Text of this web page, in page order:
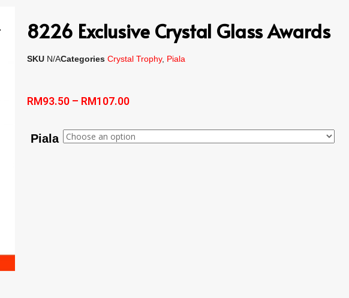
8226 Exclusive Crystal Glass Awards
SKU N/ACategories Crystal Trophy, Piala
RM 93.50 – RM 107.00
Piala